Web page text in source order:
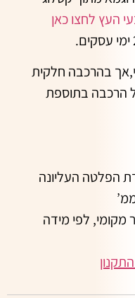
העץ לחצו כאן
בהרכבה חלקית
כולל הרכבה בתוספת
הפלטה העליונה
מקומי, לפי מידה
התקנון